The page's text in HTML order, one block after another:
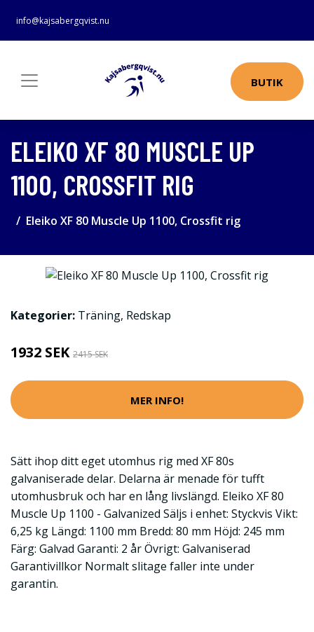
info@kajsabergqvist.nu
BUTIK
ELEIKO XF 80 MUSCLE UP
1100, CROSSFIT RIG
Eleiko XF 80 Muscle Up 1100, Crossfit rig
Kategorier: Träning, Redskap
1932 SEK 2415 SEK
MER INFO!
Sätt ihop ditt eget utomhus rig med XF 80s
galvaniserade delar. Delarna är menade för tufft
utomhusbruk och har en lång livslängd. Eleiko XF 80
Muscle Up 1100 - Galvanized Säljs i enhet: Styckvis Vikt:
6,25 kg Längd: 1100 mm Bredd: 80 mm Höjd: 245 mm
Färg: Galvad Garanti: 2 år Övrigt: Galvaniserad
Garantivillkor Normalt slitage faller inte under
garantin.